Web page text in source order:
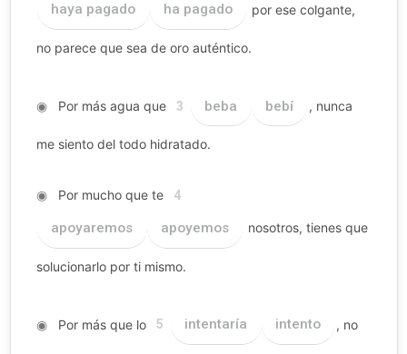
haya pagado ha pagado por ese colgante,
no parece que sea de oro auténtico.
◉Por más agua que 3 beba bebí , nunca
me siento del todo hidratado.
◉Por mucho que te 4
apoyaremos apoyemos nosotros, tienes que
solucionarlo por ti mismo.
◉Por más que lo 5 intentaría intento , no